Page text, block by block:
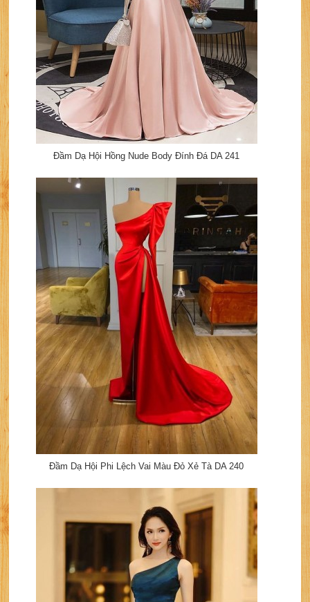
Đầm Dạ Hội Hồng Nude Body Đính Đá DA 241
Đầm Dạ Hội Phi Lệch Vai Màu Đỏ Xẻ Tà DA 240